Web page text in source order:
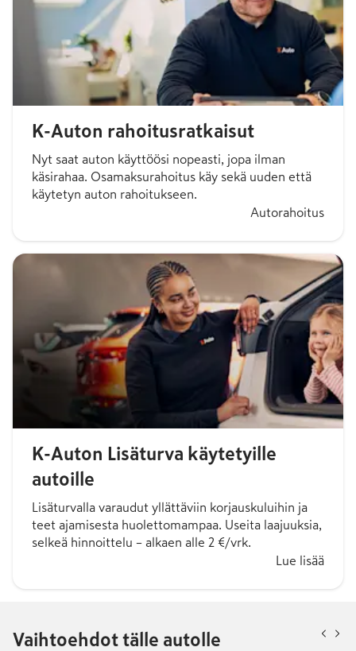
K-Auton rahoitusratkaisut
Nyt saat auton käyttöösi nopeasti, jopa ilman
käsirahaa. Osamaksurahoitus käy sekä uuden että
käytetyn auton rahoitukseen.
Autorahoitus
K-Auton Lisäturva käytetyille
autoille
Lisäturvalla varaudut yllättäviin korjauskuluihin ja
teet ajamisesta huolettomampaa. Useita laajuuksia,
selkeä hinnoittelu – alkaen alle 2 €/vrk.
Lue lisää
Vaihtoehdot tälle autolle